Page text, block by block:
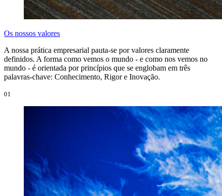
Os nossos valores
A nossa prática empresarial pauta-se por valores claramente
definidos. A forma como vemos o mundo - e como nos vemos no
mundo - é orientada por princípios que se englobam em três
palavras-chave: Conhecimento, Rigor e Inovação.
01